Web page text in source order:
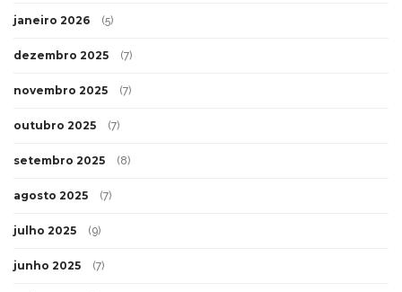
janeiro 2026 (5)
dezembro 2025 (7)
novembro 2025 (7)
outubro 2025 (7)
setembro 2025 (8)
agosto 2025 (7)
julho 2025 (9)
junho 2025 (7)